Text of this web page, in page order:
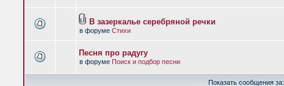
В зазеркалье серебряной речки
в форуме Стихи
Песня про радугу
в форуме Поиск и подбор песни
Показать сообщения за: